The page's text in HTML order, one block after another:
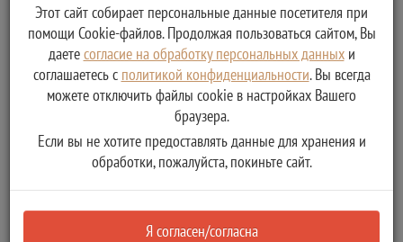
Этот сайт собирает персональные данные посетителя при
помощи Cookie-файлов. Продолжая пользоваться сайтом, Вы
даетесогласие на обработку персональных данныхи
соглашаетесь с политикой конфиденциальности. Вы всегда
можете отключить файлы cookie в настройках Вашего
браузера.
Если вы не хотите предоставлять данные для хранения и
обработки, пожалуйста, покиньте сайт.
Я согласен/согласна